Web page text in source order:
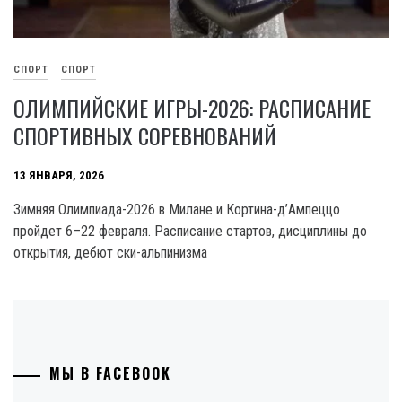
СПОРТ СПОРТ
ОЛИМПИЙСКИЕ ИГРЫ-2026: РАСПИСАНИЕ
СПОРТИВНЫХ СОРЕВНОВАНИЙ
13 ЯНВАРЯ, 2026
Зимняя Олимпиада-2026 в Милане и Кортина-д’Ампеццо
пройдет 6–22 февраля. Расписание стартов, дисциплины до
открытия, дебют ски-альпинизма
МЫ В FACEBOOK